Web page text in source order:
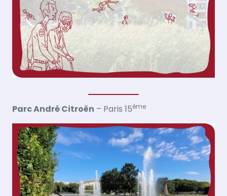
Parc André Citroën – Paris 15ème